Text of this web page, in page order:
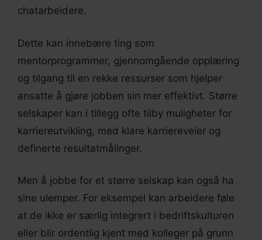
chatarbeidere.
Dette kan innebære ting som
mentorprogrammer, gjennomgående opplæring
og tilgang til en rekke ressurser som hjelper
ansatte å gjøre jobben sin mer effektivt. Større
selskaper kan i tillegg ofte tilby muligheter for
karriereutvikling, med klare karriereveier og
definerte resultatmålinger.
Men å jobbe for et større selskap kan også ha
sine ulemper. For eksempel kan arbeidere føle
at de ikke er særlig integrert i bedriftskulturen
eller blir ordentlig kjent med kolleger på grunn